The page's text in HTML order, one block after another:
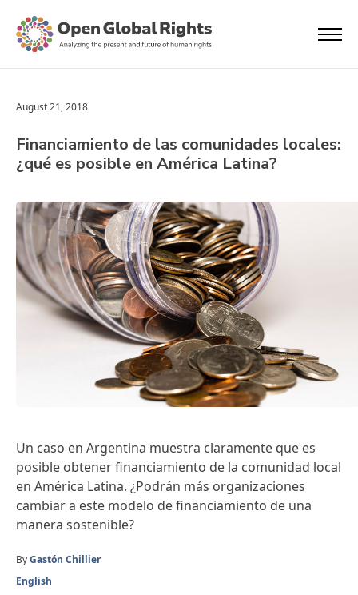
August 21, 2018
Financiamiento de las comunidades locales:
¿qué es posible en América Latina?
Un caso en Argentina muestra claramente que es
posible obtener financiamiento de la comunidad local
en América Latina. ¿Podrán más organizaciones
cambiar a este modelo de financiamiento de una
manera sostenible?
ByGastón Chillier
English